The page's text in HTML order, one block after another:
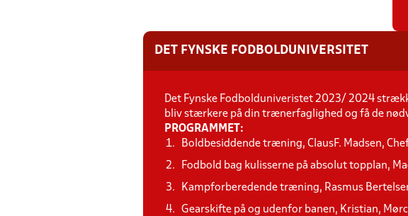
DET FYNSKE FODBOLDUNIVERSITET
Det Fynske Fodbolduniveristet 2023/ 2024
bliv stærkere på din trænerfaglighed og få de
PROGRAMMET:
Boldbesiddende træning, ClausF. Madsen,
Fodbold bag kulisserne på absolut topplan,
Kampforberedende træning, Rasmus
Gearskifte på og udenfor banen, Kristian,